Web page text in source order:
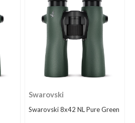
Swarovski
Swarovski 8x42 NL Pure Green